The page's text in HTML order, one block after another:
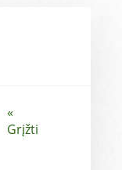
«
Grįžti